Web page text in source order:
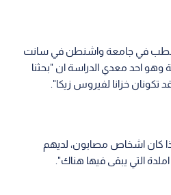
الطب في جامعة واشنطن في سانت
وهو احد معدي الدراسة ان "بحثنا
تكونان خزانا لفيروس زيكا".
كان اشخاص مصابون، لديهم
التي يبقى فيها هناك".